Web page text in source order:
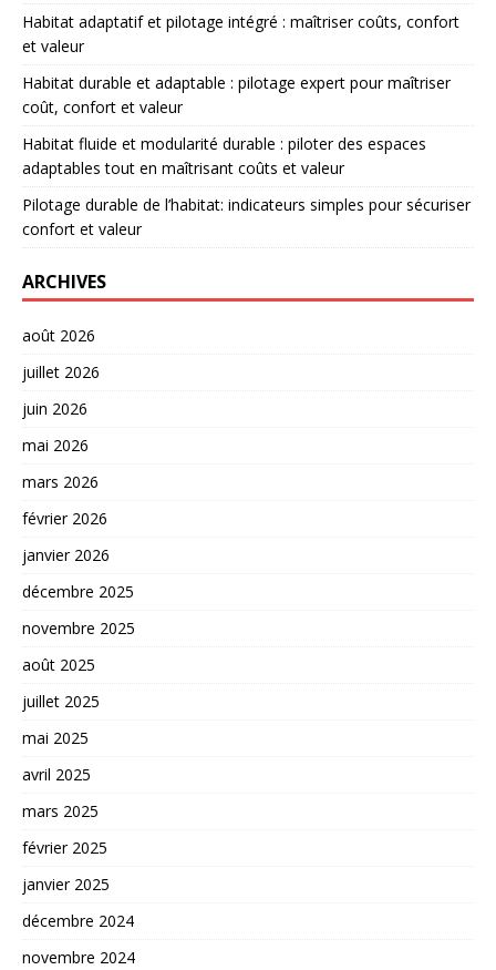
Habitat adaptatif et pilotage intégré : maîtriser coûts, confort
et valeur
Habitat durable et adaptable : pilotage expert pour maîtriser
coût, confort et valeur
Habitat fluide et modularité durable : piloter des espaces
adaptables tout en maîtrisant coûts et valeur
Pilotage durable de l’habitat: indicateurs simples pour sécuriser
confort et valeur
ARCHIVES
août 2026
juillet 2026
juin 2026
mai 2026
mars 2026
février 2026
janvier 2026
décembre 2025
novembre 2025
août 2025
juillet 2025
mai 2025
avril 2025
mars 2025
février 2025
janvier 2025
décembre 2024
novembre 2024